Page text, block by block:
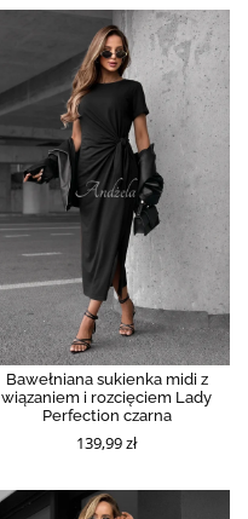
Bawełniana sukienka midi z
wiązaniem i rozcięciem Lady
Perfection czarna
139,99 zł